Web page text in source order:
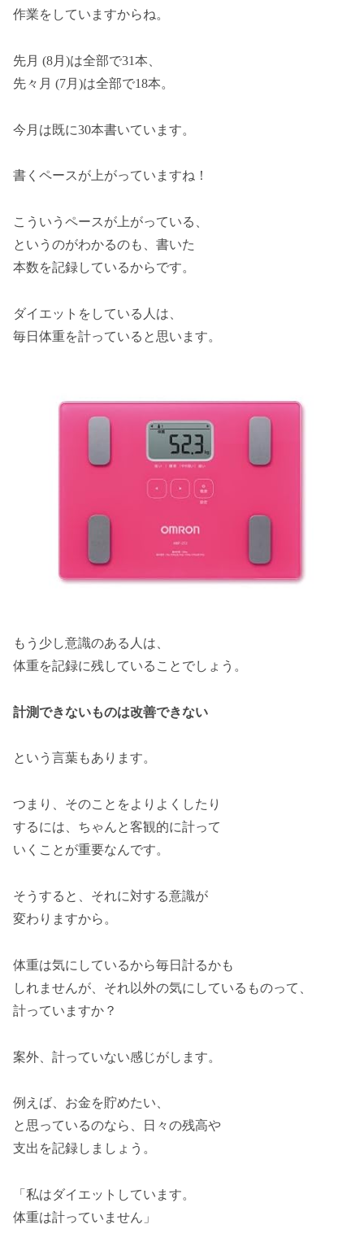
作業をしていますからね。
先月 (8月)は全部で31本、
先々月 (7月)は全部で18本。
今月は既に30本書いています。
書くペースが上がっていますね！
こういうペースが上がっている、
というのがわかるのも、書いた
本数を記録しているからです。
ダイエットをしている人は、
毎日体重を計っていると思います。
もう少し意識のある人は、
体重を記録に残していることでしょう。
計測できないものは改善できない
という言葉もあります。
つまり、そのことをよりよくしたり
するには、ちゃんと客観的に計って
いくことが重要なんです。
そうすると、それに対する意識が
変わりますから。
体重は気にしているから毎日計るかも
しれませんが、それ以外の気にしているものって、
計っていますか？
案外、計っていない感じがします。
例えば、お金を貯めたい、
と思っているのなら、日々の残高や
支出を記録しましょう。
「私はダイエットしています。
体重は計っていません」